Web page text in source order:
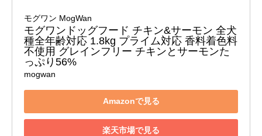
モグワン MogWan
モグワンドッグフード チキン&サーモン 全犬
種全年齢対応 1.8kg プライム対応 香料着色料
不使用 グレインフリー チキンとサーモンた
っぷり56%
mogwan
Amazonで見る
楽天市場で見る